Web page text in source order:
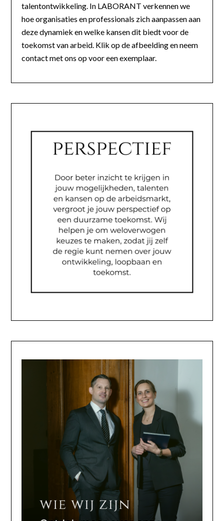
talentontwikkeling. In LABORANT verkennen we
hoe organisaties en professionals zich aanpassen aan
deze dynamiek en welke kansen dit biedt voor de
toekomst van arbeid. Klik op de afbeelding en neem
contact met ons op voor een exemplaar.